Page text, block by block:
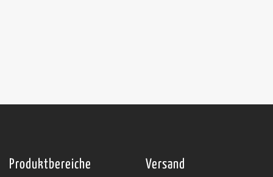
Produktbereiche Versand